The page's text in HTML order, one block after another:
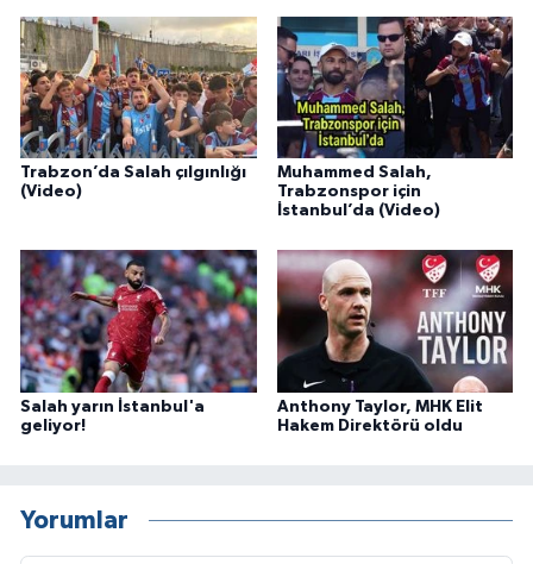
Trabzon’da Salah çılgınlığı
(Video)
Muhammed Salah,
Trabzonspor için
İstanbul’da (Video)
Salah yarın İstanbul'a
geliyor!
Anthony Taylor, MHK Elit
Hakem Direktörü oldu
Yorumlar